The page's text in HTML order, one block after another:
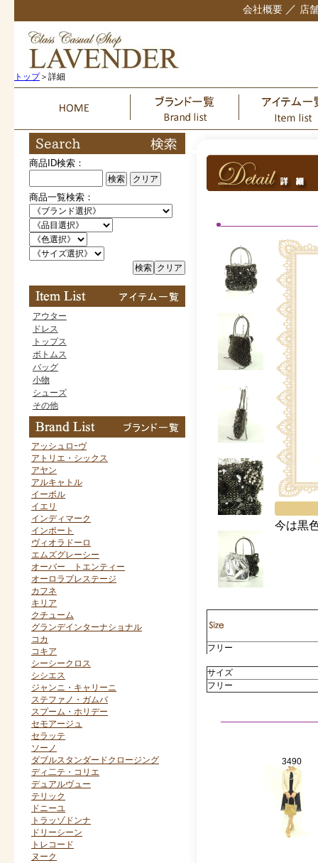
会社概要 ／ 店
トップ＞詳細
商品ID検索：
検索 クリア
商品一覧検索：
クリア
検索
アウター
ドレス
トップス
ボトムス
バッグ
小物
シューズ
その他
アッシュロｰヴ
アトリエ・シックス
アヤン
アルキャトル
イーボル
イエリ
インディマーク
インポート
ヴィオラドーロ
エムズグレーシー
オーバー トエンティー
オーロラプレステージ
カフネ
キリア
クチューム
グランデインターナショナル
コカ
コキア
シーシークロス
シシエス
ジャンニ・キャリーニ
ステファノ・ガムバ
スプーム・ホリデー
セモアージュ
セラッテ
ソーノ
ダブルスタンダードクロージング
ディ二テ・コリエ
デュアルヴュー
テリック
ドニーユ
トラッゾドンナ
ドリーシーン
トレコード
ヌーク
今は黒
フリー
サイズ
フリー
3490